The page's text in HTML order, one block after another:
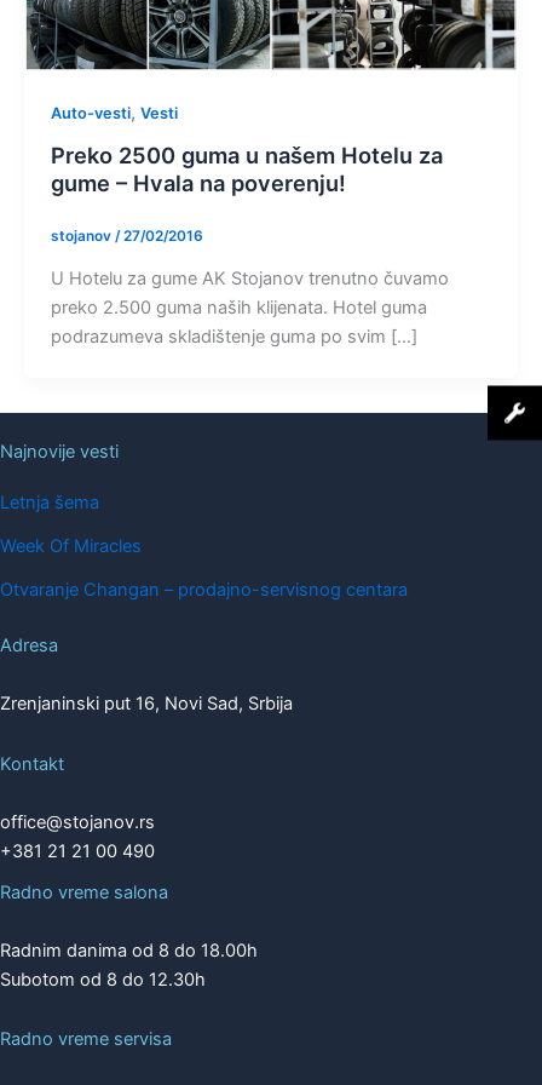
Auto-vesti, Vesti
Preko 2500 guma u našem Hotelu za
gume – Hvala na poverenju!
stojanov /27/02/2016
U Hotelu za gume AK Stojanov trenutno čuvamo
preko 2.500 guma naših klijenata. Hotel guma
podrazumeva skladištenje guma po svim […]
Najnovije vesti
Letnja šema
Week Of Miracles
Otvaranje Changan – prodajno-servisnog centara
Adresa
Zrenjaninski put 16, Novi Sad, Srbija
Kontakt
office@stojanov.rs
+381 21 21 00 490
Radno vreme salona
Radnim danima od 8 do 18.00h
Subotom od 8 do 12.30h
Radno vreme servisa